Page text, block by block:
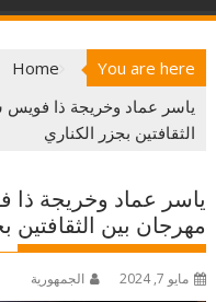
You are here
Home
ياسر عماد وخريجة ذا
الثقافتين بجزر الكناري
ياسر عماد وخريجة
مهرجان بين الثقافتين
مايو 7, 2024 الجمهورية